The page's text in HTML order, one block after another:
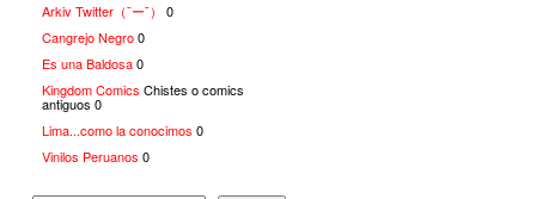
Arkiv Twitter（¯ー¯）
0
Cangrejo Negro0
Es una Baldosa0
Kingdom Comics Chistes o comics
antiguos 0
Lima...como la conocimos 0
Vinilos Peruanos 0